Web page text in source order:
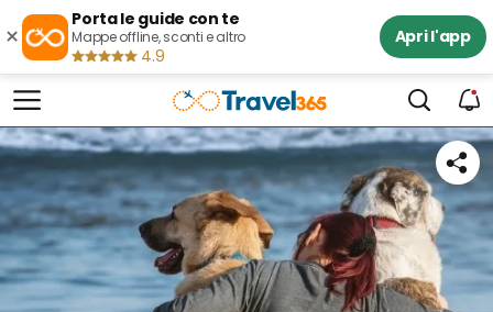
×
Porta le guide con te
Mappe offline, sconti e altro
4.9
Apri l'app